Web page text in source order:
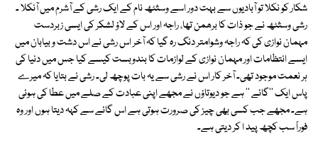
شکار کو نکلا تو آبادیوں سے بہت دور اسے وسثٹھ نام کے ایک رشی کے آشرم میں آنکلا ۔
رشی وسثٹھ نے جو ذات کا برھمن تھا، راجہ اور اس کے لاؤ لشکر کی ایسی زبردست
مہمان نوازی کی کہ راجہ وشوامتر دنگ رہ گیا کہ آخر اس رشی نے اس دشت و بیابان میں
ایسے انتظامات اور مہمان نوازی کے لوازمات کا بندوبست کیسے کیا جس میں دنیا کی
ہر نعمت موجود تھی۔ آخر کار اس نے رشی سے یہ بات پوچھ لی۔ رشی نے بتایا کہ میرے
پاس ایک ''گائے '' ہے جو دیوتاؤں نے مجھے اپنی عبادت کے صلے میں عطا کی ہوئی
ہے۔ مجھے جب کسی بھی چیز کی صرورت ہوتی ہے اس گائے سے کہہ دیتا ہوں اور وہ
فوراً سب کچھ پید ا کر دیتی ہے۔